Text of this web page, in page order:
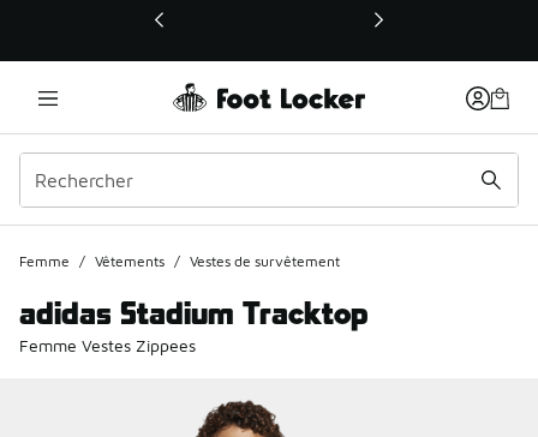
Ce lien ouvrira une nouvelle fenêtre
Femme / Vêtements / Vestes de survêtement
adidas Stadium Tracktop
Femme Vestes Zippees